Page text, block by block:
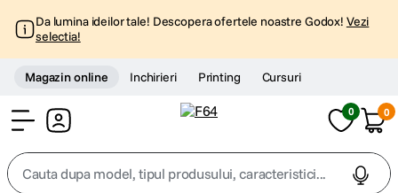
Da lumina ideilor tale! Descopera ofertele noastre Godox! Vezi
selectia!
Magazin online Inchirieri Printing Cursuri
0 0
Cauta dupa model, tipul produsului, caracteristici...